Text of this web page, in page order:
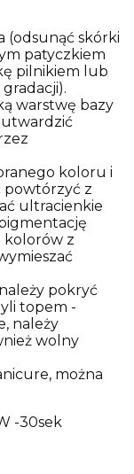
(odsunąć skórki
patyczkiem
pilnikiem lub
warstwę bazy
utwardzić
koloru i
powtórzyć z
ultracienkie
kolorów z
pokryć
topem -
należy
wolny
można
-30sek